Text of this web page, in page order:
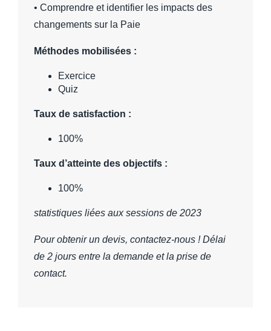
• Comprendre et identifier les impacts des
changements sur la Paie
Méthodes mobilisées :
Exercice
Quiz
Taux de satisfaction :
100%
Taux d’atteinte des objectifs :
100%
statistiques liées aux sessions de 2023
Pour obtenir un devis, contactez-nous ! Délai
de 2 jours entre la demande et la prise de
contact.